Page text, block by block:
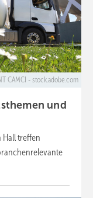
CAMCI - stock.adobe.com
und
Hall treffen